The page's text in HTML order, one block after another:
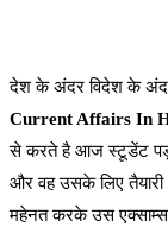
देश के अंदर विदेश के अंदर
Current Affairs In
से करते है आज स्टूडेंट पड़
और वह उसके लिए
महेनत करके उस